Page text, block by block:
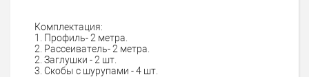
Комплектация:
1. Профиль- 2 метра.
2. Рассеиватель- 2 метра.
2. Заглушки - 2 шт.
3. Скобы с шурупами - 4 шт.